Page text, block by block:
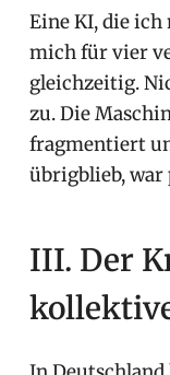
Eine KI, die
mich für vier
gleichzeitig.
zu. Die
fragmentiert
übrigblieb, war
III. Der